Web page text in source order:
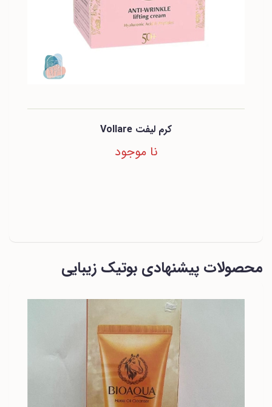
کرم لیفت Vollare
نا موجود
محصولات پیشنهادی بوتیک زیبایی